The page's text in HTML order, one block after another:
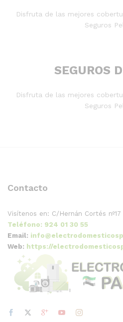
Disfruta de las mejores
Seguros
SEGUROS
Disfruta de las mejores
Seguros
Contacto
Visítenos en: C/Hernán Cortés nº17
Teléfono: 924 01 30 55
Email:
Web: https://